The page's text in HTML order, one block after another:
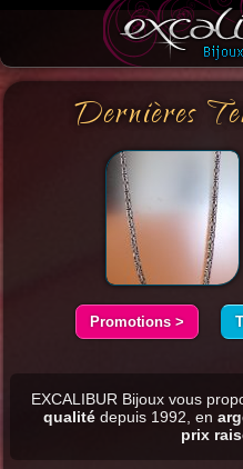
Dernières
Promotions >
EXCALIBUR Bijoux vous
qualitédepuis 1992, en
prix